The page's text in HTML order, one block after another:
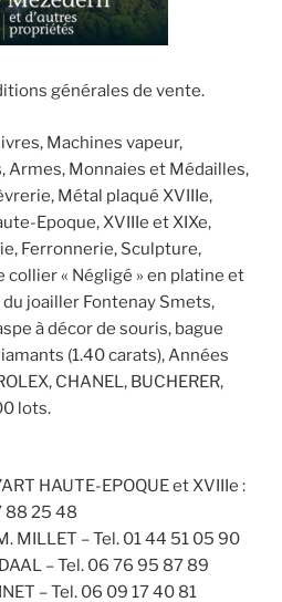
générales de vente.
Machines vapeur,
Armes, Monnaies et Médailles,
Métal plaqué XVIIIe,
Epoque, XVIIIe et XIXe,
Ferronnerie, Sculpture,
collier « Négligé » en platine et
joailler Fontenay Smets,
à décor de souris, bague
(1.40 carats), Années
CHANEL, BUCHERER,
lots.
HAUTE-EPOQUE et XVIIIe :
88 25 48
MILLET – Tel. 01 44 51 05 90
– Tel. 06 76 95 87 89
– Tel. 06 09 17 40 81